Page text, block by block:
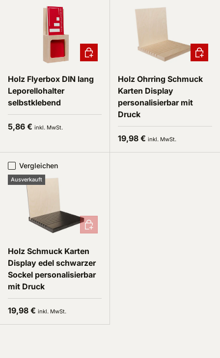
Holz Flyerbox DIN lang
Leporellohalter
selbstklebend
Normaler Preis
5,86 € inkl. MwSt.
In den Warenkorb
Holz Ohrring Schmuck
Karten Display
personalisierbar mit
Druck
Normaler Preis
19,98 € inkl. MwSt.
In den
Vergleichen
Ausverkauft
Holz Schmuck Karten
Display edel schwarzer
Sockel personalisierbar
mit Druck
Normaler Preis
19,98 € inkl. MwSt.
In den Warenkorb